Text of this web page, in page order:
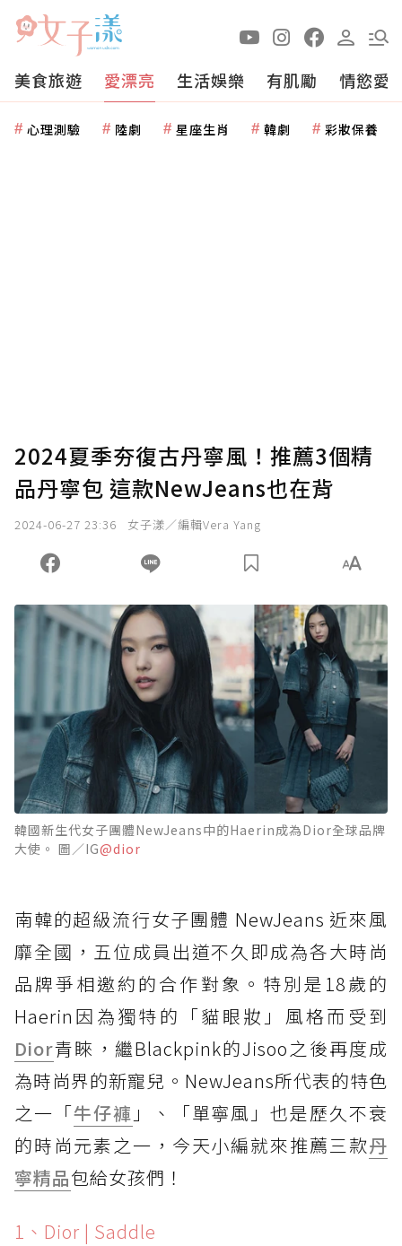
美食旅遊 愛漂亮 生活娛樂 有肌勵 情慾愛
心理測驗 陸劇 星座生肖 韓劇 彩妝保養
2024夏季夯復古丹寧風！推薦3個精
品丹寧包 這款NewJeans也在背
2024-06-27 23:36 女子漾／編輯Vera Yang
韓國新生代女子團體NewJeans中的Haerin成為Dior全球品牌
大使。 圖／IG@dior
南韓的超級流行女子團體 NewJeans 近來風
靡全國，五位成員出道不久即成為各大時尚
品牌爭相邀約的合作對象。特別是18歲的
Haerin因為獨特的「貓眼妝」風格而受到
Dior青睞，繼Blackpink的Jisoo之後再度成
為時尚界的新寵兒。NewJeans所代表的特色
之一「牛仔褲 」、「單寧風」也是歷久不衰
的時尚元素之一，今天小編就來推薦三款丹
寧精品包給女孩們！
1、Dior | Saddle